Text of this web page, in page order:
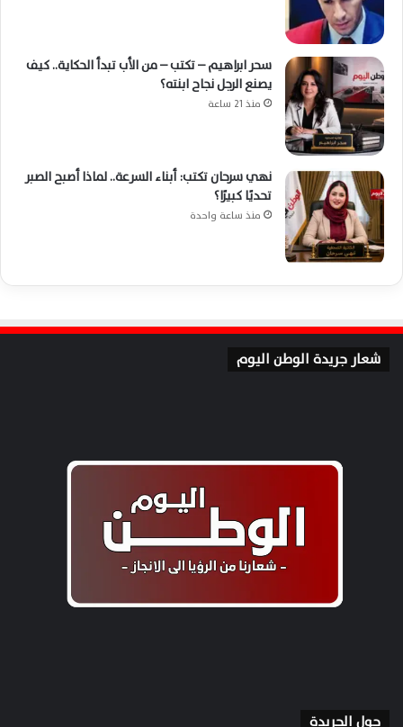
سحر ابراهيم – تكتب – من الأب تبدأ الحكاية.. كيف
يصنع الرجل نجاح ابنته؟
منذ 21 ساعة
نهي سرحان تكتب: أبناء السرعة.. لماذا أصبح الصبر
تحديًا كبيرًا؟
منذ ساعة واحدة
شعار جريدة الوطن اليوم
حول الجريدة